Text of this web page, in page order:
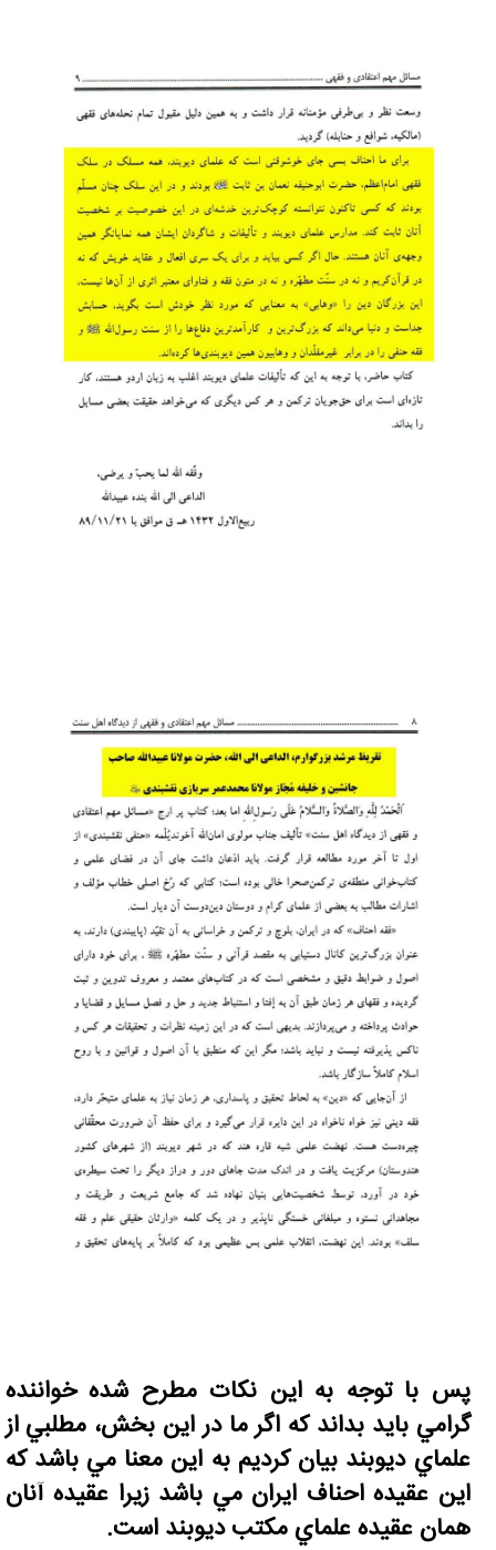
پس با توجه به اين نکات مطرح شده خواننده
گرامي بايد بداند که اگر ما در اين بخش، مطلبي از
علماي ديوبند بيان کرديم به اين معنا مي باشد که
اين عقيده احناف ايران مي باشد زيرا عقيده آنان
همان عقيده علماي مکتب ديوبند است.